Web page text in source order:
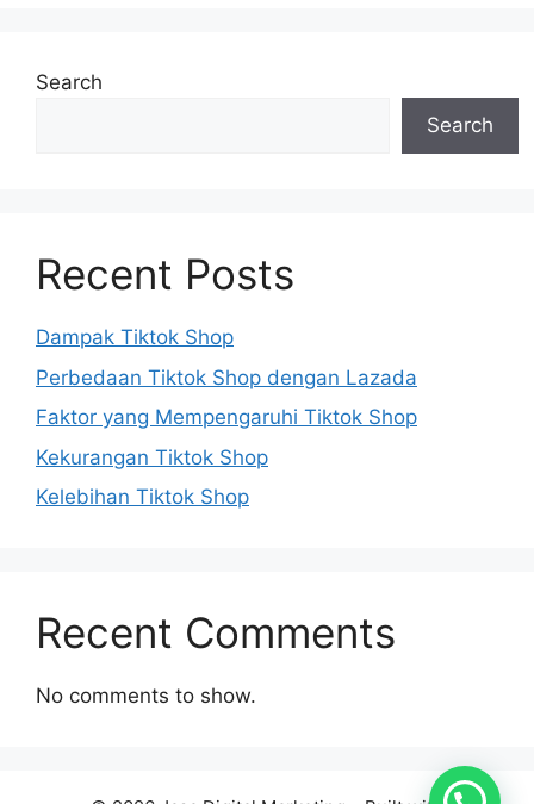
Search
Search
Recent Posts
Dampak Tiktok Shop
Perbedaan Tiktok Shop dengan Lazada
Faktor yang Mempengaruhi Tiktok Shop
Kekurangan Tiktok Shop
Kelebihan Tiktok Shop
Recent Comments
No comments to show.